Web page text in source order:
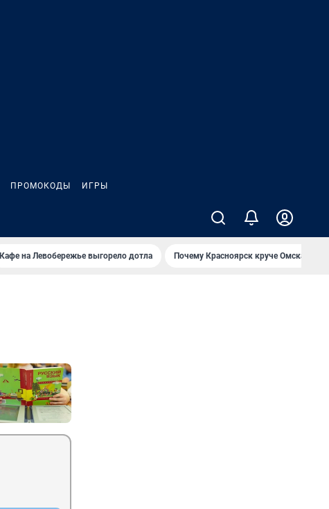
ПРОМОКОДЫ ИГРЫ
Кафе на Левобережье выгорело дотла Почему Красноярск круче Омска